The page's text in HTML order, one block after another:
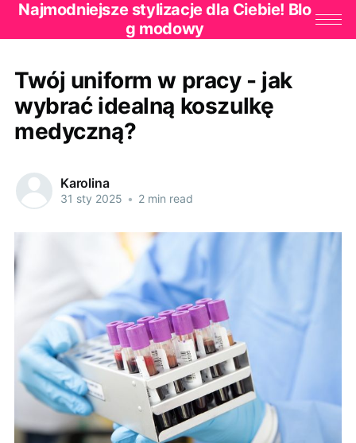
Najmodniejsze stylizacje dla Ciebie! Blo
g modowy
Twój uniform w pracy - jak
wybrać idealną koszulkę
medyczną?
Karolina
31 sty 2025 • 2 min read